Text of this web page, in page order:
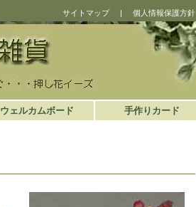
サイトマップ | 個人情報保護方針
ウェルカムボード 手作りカード